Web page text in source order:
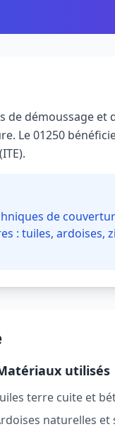
de démoussage et
Le 01250
de
: tuiles, ardoises,
utilisés
terre cuite et
naturelles et